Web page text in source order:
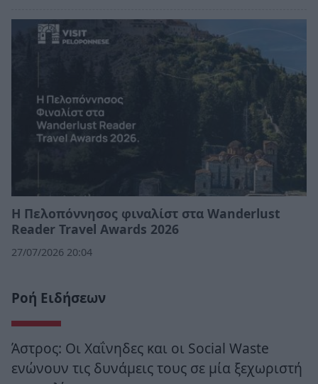
Η Πελοπόννησος φιναλίστ στα Wanderlust
Reader Travel Awards 2026
27/07/2026 20:04
Ροή Ειδήσεων
Άστρος: Οι Χαΐνηδες και οι Social Waste
ενώνουν τις δυνάμεις τους σε μία ξεχωριστή